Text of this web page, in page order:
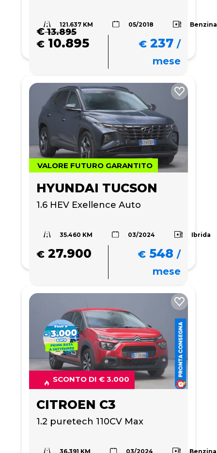
121.637 KM 05/2018 Benzina
€13.895
€ 10.895 € 237 /
mese
VALORE FUTURO GARANTITO
HYUNDAI TUCSON
1.6 HEV Exellence Auto
35.460 KM 03/2024 Ibrida
€ 27.900 € 548 /
mese
SCONTO DI € 3.000
CITROEN C3
1.2 puretech 110CV Max
36.391 KM 03/2024 Benzina